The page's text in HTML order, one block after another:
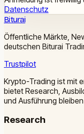
Datenschutz
Biturai
Öffentliche Märkte,
deutschen Biturai
Trustpilot
Krypto-Trading ist mit
bietet Research,
und Ausführung
Research